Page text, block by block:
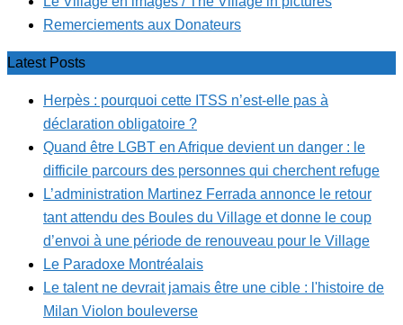
Remerciements aux Donateurs
Latest Posts
Herpès : pourquoi cette ITSS n’est-elle pas à
déclaration obligatoire ?
Quand être LGBT en Afrique devient un danger : le
difficile parcours des personnes qui cherchent refuge
L’administration Martinez Ferrada annonce le retour
tant attendu des Boules du Village et donne le coup
d’envoi à une période de renouveau pour le Village
Le Paradoxe Montréalais
Le talent ne devrait jamais être une cible : l'histoire de
Milan Violon bouleverse